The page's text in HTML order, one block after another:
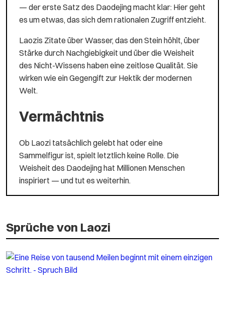
— der erste Satz des Daodejing macht klar: Hier geht
es um etwas, das sich dem rationalen Zugriff entzieht.
Laozis Zitate über Wasser, das den Stein höhlt, über
Stärke durch Nachgiebigkeit und über die Weisheit
des Nicht-Wissens haben eine zeitlose Qualität. Sie
wirken wie ein Gegengift zur Hektik der modernen
Welt.
Vermächtnis
Ob Laozi tatsächlich gelebt hat oder eine
Sammelfigur ist, spielt letztlich keine Rolle. Die
Weisheit des Daodejing hat Millionen Menschen
inspiriert — und tut es weiterhin.
Sprüche von Laozi